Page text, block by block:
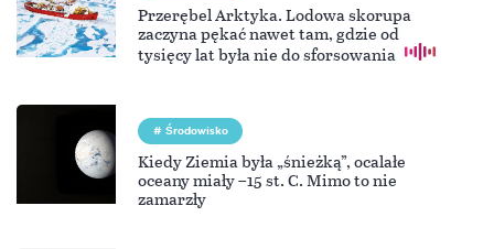
Przerębel Arktyka. Lodowa skorupa
zaczyna pękać nawet tam, gdzie od
tysięcy lat była nie do sforsowania
Środowisko
Kiedy Ziemia była „śnieżką”, ocalałe
oceany miały –15 st. C. Mimo to nie
zamarzły